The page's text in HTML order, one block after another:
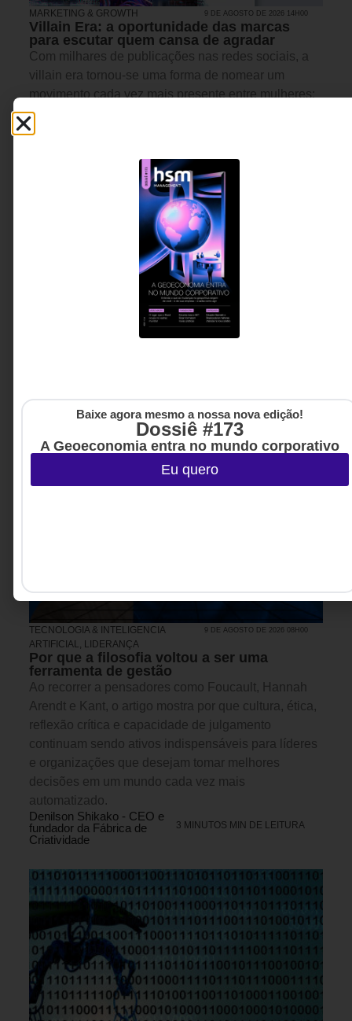
MARKETING & GROWTH 9 DE AGOSTO DE 2026 14H00
Villain Era: a oportunidade das marcas
para escutar quem cansa de agradar
Com milhares de publicações nas redes sociais, a
villain era tornou-se uma forma de nomear um
movimento cada vez mais presente entre mulheres:
abandonar a obrigação de agradar constantemente
e sustentar escolhas, opiniões e limites sem culpa.
expectativas sociais, relações de trabalho e
construção de autonomia.
Estela Brunhara - Sócia e
Diretora de Consumer
Behavior & Estratégia da
3 MINUTOS MIN DE LEITURA
TECNOLOGIA & INTELIGENCIA
ARTIFICIAL, LIDERANÇA
9 DE AGOSTO DE 2026 08H00
Por que a filosofia voltou a ser uma
ferramenta de gestão
Ao recorrer a pensadores como Foucault, Hannah
Arendt e Kant, o artigo mostra por que cultura, ética,
reflexão crítica e capacidade de julgamento
continuam sendo ativos indispensáveis para líderes
e organizações que desejam tomar melhores
decisões em um mundo cada vez mais
automatizado.
Denilson Shikako - CEO e
fundador da Fábrica de
Criatividade
3 MINUTOS MIN DE LEITURA
Baixe agora mesmo a nossa nova edição!
Dossiê #173
A Geoeconomia entra no mundo corporativo
Eu quero